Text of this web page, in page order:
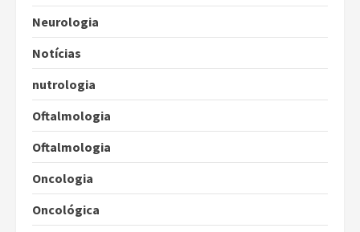
Neurologia
Notícias
nutrologia
Oftalmologia
Oftalmologia
Oncologia
Oncológica